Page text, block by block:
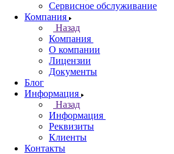
Сервисное обслуживание
Компания
Назад
Компания
О компании
Лицензии
Документы
Блог
Информация
Назад
Информация
Реквизиты
Клиенты
Контакты